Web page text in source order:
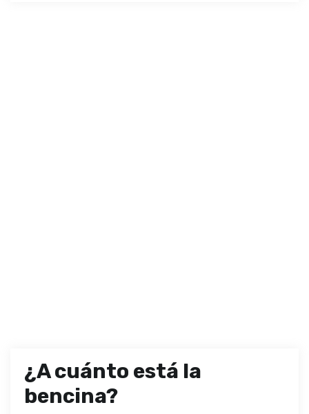
¿A cuánto está la
bencina?